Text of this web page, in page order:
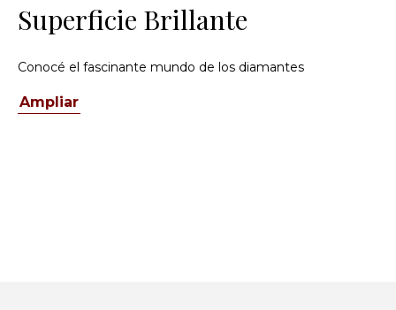
Superficie Brillante
Conocé el fascinante mundo de los diamantes
Ampliar